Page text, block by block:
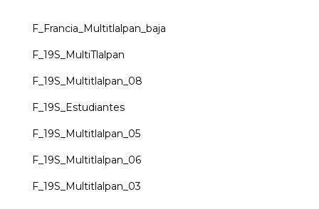
F_Francia_Multitlalpan_baja
F_19S_MultiTlalpan
F_19S_Multitlalpan_08
F_19S_Estudiantes
F_19S_Multitlalpan_05
F_19S_Multitlalpan_06
F_19S_Multitlalpan_03